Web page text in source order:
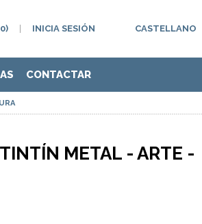
INICIA SESIÓN CASTELLANO
CONTACTAR
METAL - ARTE -